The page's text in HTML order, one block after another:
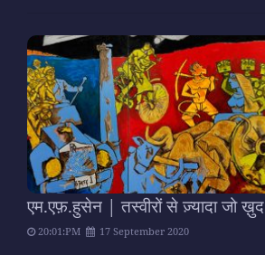
एम.एफ़.हुसेन | तस्वीरों से ज़्यादा जो ख़ुद
20:01:PM 17 September 2020